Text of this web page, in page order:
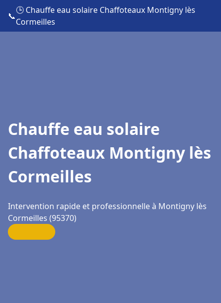
📞
🕒 Chauffe eau solaire Chaffoteaux Montigny lès
Cormeilles
Chauffe eau solaire
Chaffoteaux Montigny lès
Cormeilles
Intervention rapide et professionnelle à Montigny lès
Cormeilles (95370)